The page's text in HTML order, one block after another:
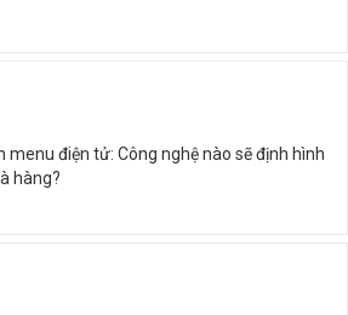
menu điện tử: Công nghệ nào sẽ định hình
hàng?